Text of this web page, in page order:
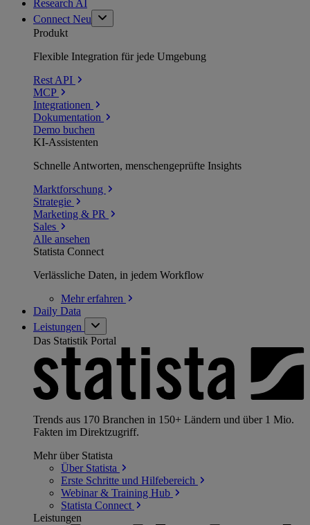
Research AI
Connect Neu
Produkt
Flexible Integration für jede Umgebung
Rest API
MCP
Integrationen
Dokumentation
Demo buchen
KI-Assistenten
Schnelle Antworten, menschengeprüfte Insights
Marktforschung
Strategie
Marketing & PR
Sales
Alle ansehen
Statista Connect
Verlässliche Daten, in jedem Workflow
Mehrerfahren
Daily Data
Leistungen
Das Statistik Portal
Trends aus 170 Branchen in 150+ Ländern und über 1 Mio.
Fakten im Direktzugriff.
Mehr über Statista
Über Statista
Erste Schritte und Hilfebereich
Webinar & Training Hub
Statista Connect
Leistungen